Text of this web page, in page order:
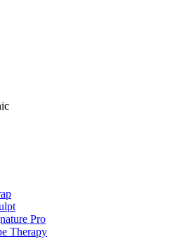
Pro
Therapy